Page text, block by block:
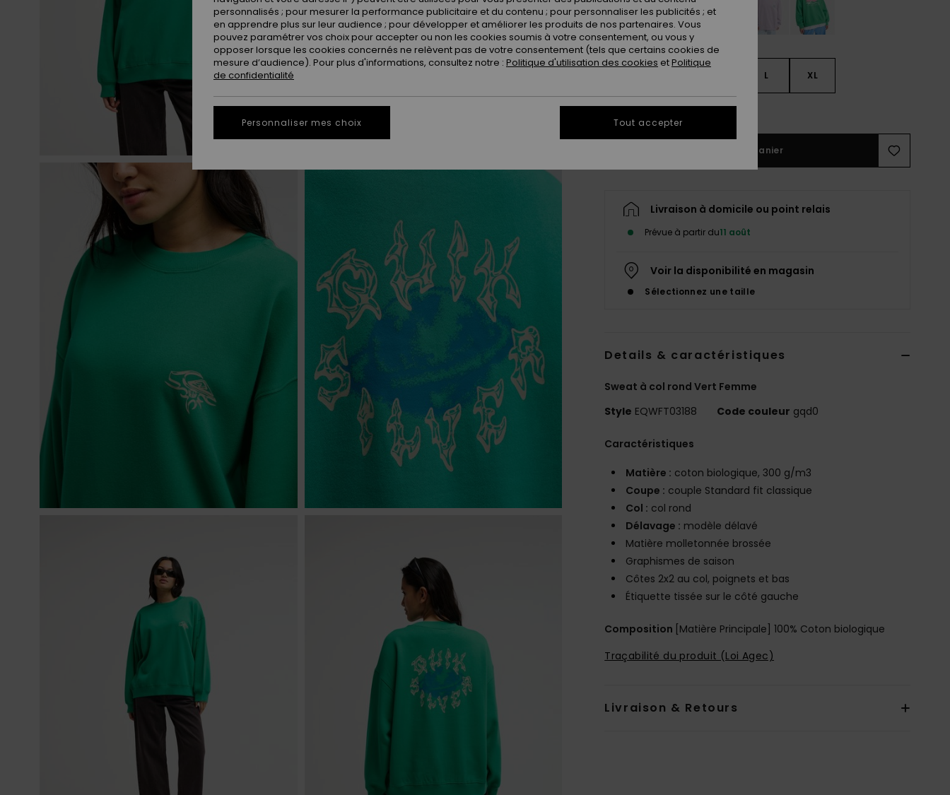
L XL
Voir le Guide des tailles
Ajouter au panier
Livraison à domicile ou point relais
Prévue à partir du11 août
Voir la disponibilité en magasin
Sélectionnez une taille
Details & caractéristiques
Sweat à col rond Vert Femme
Style EQWFT03188 Code couleur gqd0
Caractéristiques
Matière : coton biologique, 300 g/m3
Coupe : couple Standard fit classique
Col : col rond
Délavage : modèle délavé
Matière molletonnée brossée
Graphismes de saison
Côtes 2x2 au col, poignets et bas
Étiquette tissée sur le côté gauche
Composition [Matière Principale] 100% Coton biologique
Traçabilité du produit (Loi Agec)
Livraison & Retours
personnalisés ; pour mesurer la performance publicitaire et du contenu ; pour personnaliser les publicités ; et
en apprendre plus sur leur audience ; pour développer et améliorer les produits de nos partenaires. Vous
pouvez paramétrer vos choix pour accepter ou non les cookies soumis à votre consentement, ou vous y
opposer lorsque les cookies concernés ne relèvent pas de votre consentement (tels que certains cookies de
mesure d’audience). Pour plus d'informations, consultez notre : Politique d'utilisation des cookies etPolitique
de confidentialité
Personnaliser mes choix Tout accepter